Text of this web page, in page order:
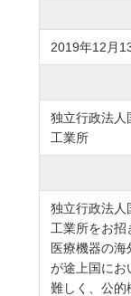
2019年12月
独立行政法人
工業所
独立行政法人
工業所をお招
医療機器の
が途上国にお
難しく、公的